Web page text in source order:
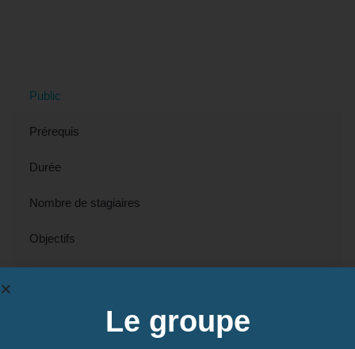
Public
Prérequis
Durée
Nombre de stagiaires
Objectifs
Le groupe